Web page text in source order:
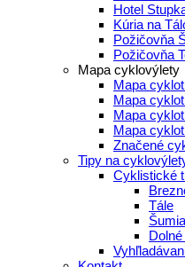
Hotel
Kúria na
Požičovňa
Požičovňa
Mapa cyklovýlety
Mapa
Mapa
Mapa
Mapa
Značené
Tipy na
Cyklistické
Tále